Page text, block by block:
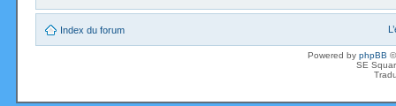
Index du forum
Powered by phpBB
SE